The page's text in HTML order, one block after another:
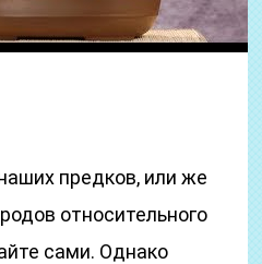
предков, или же
относительного
сами. Однако